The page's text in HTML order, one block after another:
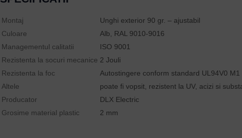
Montaj
Unghi exterior 90 gr. – ajustabil
Culoare
Alb, RAL 9010-9016
Managementul calitatii
ISO 9001
Rezistenta la socuri mecanice 2 Jouli
Rezistenta la foc
Autostingere conform standard UL94V0 M1
Altele
poate fi vopsit, rezistent la UV, acizi si
Producator
DLX Electric
Grosime material plastic
2 mm